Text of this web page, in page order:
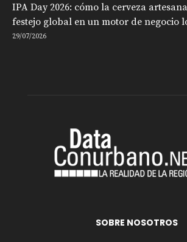
IPA Day 2026: cómo la cerveza
festejo global en un motor de negocio
29/07/2026
SOBRE NOSOTROS